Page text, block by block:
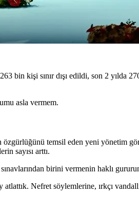
bin kişi sınır dışı edildi, son 2 yılda
asla vermem.
özgürlüğünü temsil eden yeni yönetim
sayısı arttı.
birini vermenin haklı
Nefret söylemlerine, ırkçı